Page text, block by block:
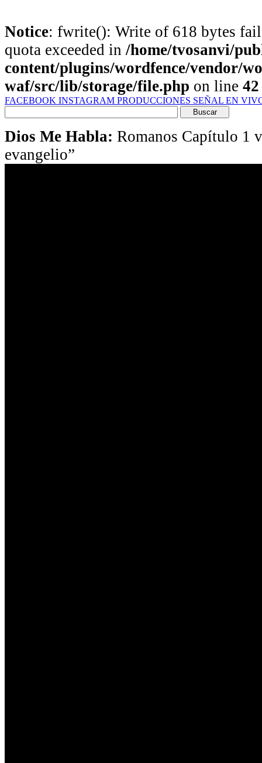
Notice: fwrite(): Write of 618 bytes
quota exceeded in/home/tvosanvi/
content/plugins/wordfence/vendor/
waf/src/lib/storage/file.php on line 42
FACEBOOK INSTAGRAM PRODUCCIONES SEÑAL EN
por:
Dios Me Habla: Romanos Capítulo 1
evangelio”